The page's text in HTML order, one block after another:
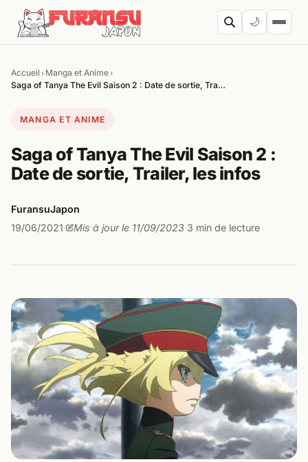
Aller au contenu
🌙
Accueil › Manga et Anime›
Saga of Tanya The Evil Saison 2 : Date de sortie, Tra…
MANGA ET ANIME
Saga of Tanya The Evil Saison 2 :
Date de sortie, Trailer, les infos
FuransuJapon
19/06/2021· Mis à jour le 11/09/2023· 3 min de lecture